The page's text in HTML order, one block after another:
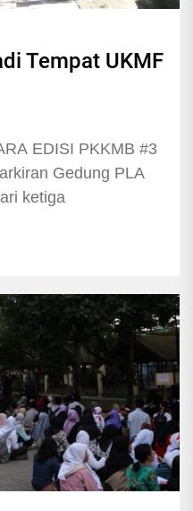
Tempat UKMF
EDISI PKKMB #3
Gedung PLA
ketiga